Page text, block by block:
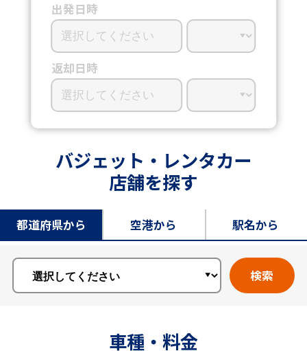
出発日時
返却日時
バジェット・レンタカー
店舗を探す
都道府県から 空港から 駅名から
検索
車種・料金